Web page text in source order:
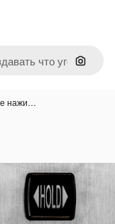
Поиск
нажи…